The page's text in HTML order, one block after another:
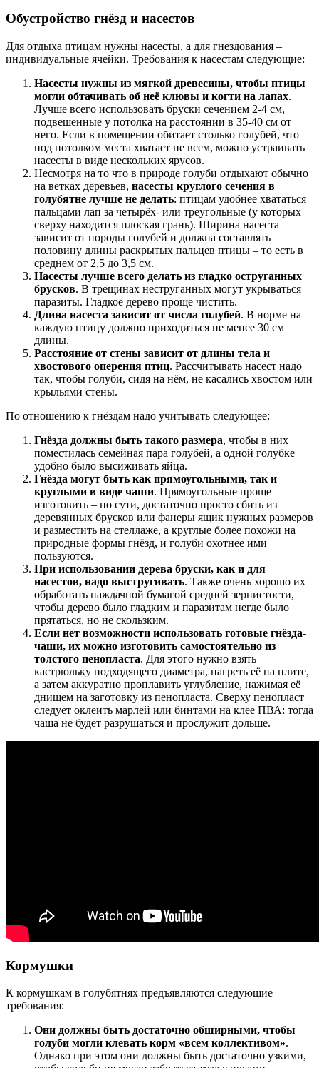
Обустройство гнёзд и насестов
Для отдыха птицам нужны насесты, а для гнездования –
индивидуальные ячейки. Требования к насестам следующие:
Насесты нужны из мягкой древесины, чтобы птицы
могли обтачивать об неё клювы и когти на лапах.
Лучше всего использовать бруски сечением 2-4 см,
подвешенные у потолка на расстоянии в 35-40 см от
него. Если в помещении обитает столько голубей, что
под потолком места хватает не всем, можно устраивать
насесты в виде нескольких ярусов.
Несмотря на то что в природе голуби отдыхают обычно
на ветках деревьев, насесты круглого сечения в
голубятне лучше не делать: птицам удобнее хвататься
пальцами лап за четырёх- или треугольные (у которых
сверху находится плоская грань). Ширина насеста
зависит от породы голубей и должна составлять
половину длины раскрытых пальцев птицы – то есть в
среднем от 2,5 до 3,5 см.
Насесты лучше всего делать из гладко оструганных
брусков. В трещинах неструганных могут укрываться
паразиты. Гладкое дерево проще чистить.
Длина насеста зависит от числа голубей. В норме на
каждую птицу должно приходиться не менее 30 см
длины.
Расстояние от стены зависит от длины тела и
хвостового оперения птиц. Рассчитывать насест надо
так, чтобы голуби, сидя на нём, не касались хвостом или
крыльями стены.
По отношению к гнёздам надо учитывать следующее:
Гнёзда должны быть такого размера, чтобы в них
поместилась семейная пара голубей, а одной голубке
удобно было высиживать яйца.
Гнёзда могут быть как прямоугольными, так и
круглыми в виде чаши. Прямоугольные проще
изготовить – по сути, достаточно просто сбить из
деревянных брусков или фанеры ящик нужных размеров
и разместить на стеллаже, а круглые более похожи на
природные формы гнёзд, и голуби охотнее ими
пользуются.
При использовании дерева бруски, как и для
насестов, надо выстругивать. Также очень хорошо их
обработать наждачной бумагой средней зернистости,
чтобы дерево было гладким и паразитам негде было
прятаться, но не скользким.
Если нет возможности использовать готовые гнёзда-
чаши, их можно изготовить самостоятельно из
толстого пенопласта. Для этого нужно взять
кастрюльку подходящего диаметра, нагреть её на плите,
а затем аккуратно проплавить углубление, нажимая её
днищем на заготовку из пенопласта. Сверху пенопласт
следует оклеить марлей или бинтами на клее ПВА: тогда
чаша не будет разрушаться и прослужит дольше.
Кормушки
К кормушкам в голубятнях предъявляются следующие
требования:
Они должны быть достаточно обширными, чтобы
голуби могли клевать корм «всем коллективом».
Однако при этом они должны быть достаточно узкими,